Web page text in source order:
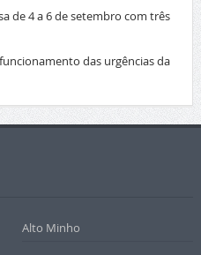
de 4 a 6 de setembro com três
das urgências da
Alto Minho